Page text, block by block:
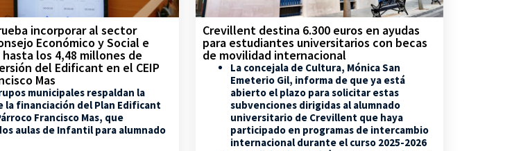
incorporar al sector
Económico y Social e
los 4,48 millones de
del Edificant en el CEIP
Mas
municipales respaldan la
la financiación del Plan Edificant
Francisco Mas, que
aulas de Infantil para alumnado
Crevillent destina 6.300 euros en ayudas
para estudiantes universitarios con becas
de movilidad internacional
La concejala de Cultura, Mónica San
Emeterio Gil, informa de que ya está
abierto el plazo para solicitar estas
subvenciones dirigidas al alumnado
universitario de Crevillent que haya
participado en programas de intercambio
internacional durante el curso 2025-2026